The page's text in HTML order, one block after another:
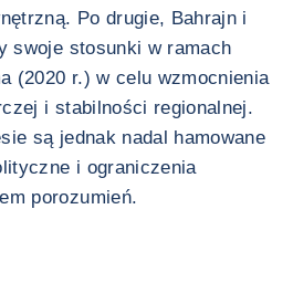
Po drugie, Bahrajn i
swoje stosunki w ramach
(2020 r.) w celu wzmocnienia
i stabilności regionalnej.
są jednak nadal hamowane
i ograniczenia
porozumień.